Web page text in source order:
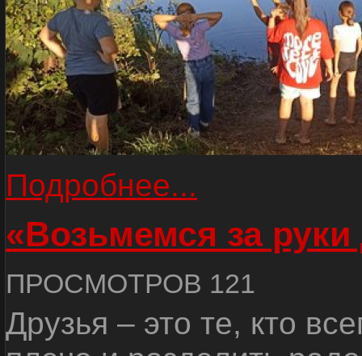
Подробнее...
«Возьмемся за руки
ПРОСМОТРОВ 121
Друзья – это те, кто